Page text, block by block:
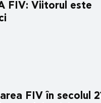
FIV: Viitorul este
FIV în secolul